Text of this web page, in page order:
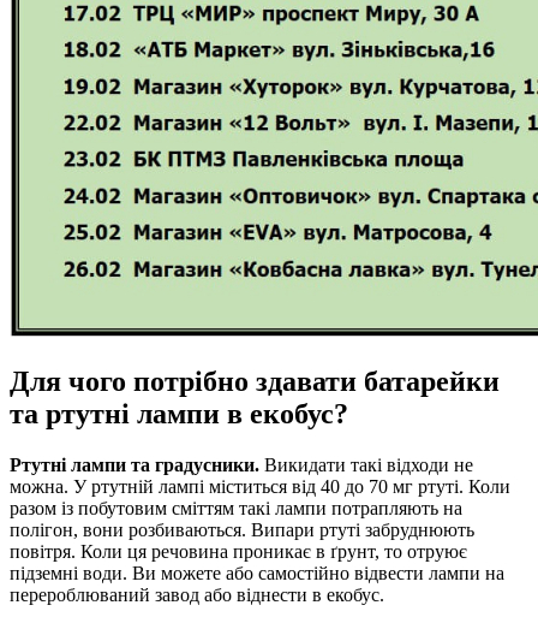
Для чого потрібно здавати батарейки
та ртутні лампи в екобус?
Ртутні лампи та градусники. Викидати такі відходи не
можна. У ртутній лампі міститься від 40 до 70 мг ртуті. Коли
разом із побутовим сміттям такі лампи потрапляють на
полігон, вони розбиваються. Випари ртуті забруднюють
повітря. Коли ця речовина проникає в ґрунт, то отруює
підземні води. Ви можете або самостійно відвести лампи на
перероблюваний завод або віднести в екобус.